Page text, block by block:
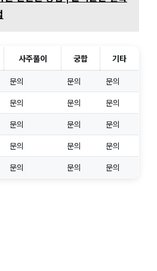
사주풀이 궁합
기타
문의 문의
문의
문의 문의
문의
문의 문의
문의
문의 문의
문의
문의 문의 문의